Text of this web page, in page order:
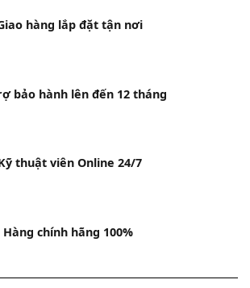
hàng lắp đặt tận nơi
bảo hành lên đến 12 tháng
thuật viên Online 24/7
Hàng chính hãng 100%